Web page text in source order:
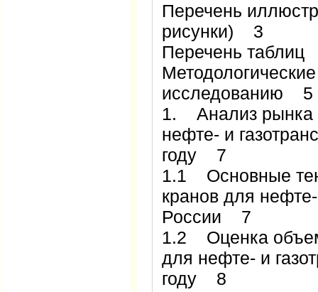
Перечень
рисунки) 3
Перечень
исследованию 5
1. Анализ рынка
нефте- и
году 7
1.1 Основные
кранов для нефте-
России 7
1.2 Оценка
для нефте- и
году 8